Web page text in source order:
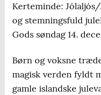
Kerteminde:
og stemningsfuld
Gods søndag 14.
Børn og voksne
magisk verden fyldt
gamle islandske